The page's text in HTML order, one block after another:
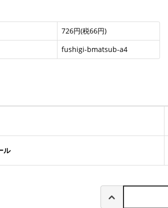
726円(税66円)
fushigi-bmatsub-a4
ル